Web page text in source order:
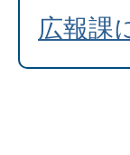
広報課